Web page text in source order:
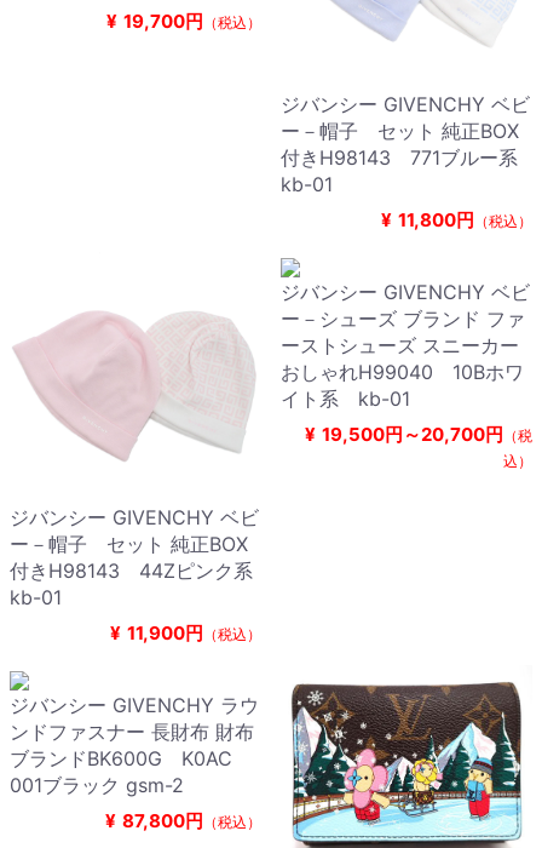
¥ 19,700円 （税込）
ジバンシー GIVENCHY ベビ
ー－帽子 セット 純正BOX
付きH98143 771ブルー系
kb-01
¥ 11,800円 （税込）
ジバンシー GIVENCHY ベビ
ー－帽子 セット 純正BOX
付きH98143 44Zピンク系
kb-01
¥ 11,900円 （税込）
ジバンシー GIVENCHY ベビ
ー－シューズ ブランド ファ
ーストシューズ スニーカー
おしゃれH99040 10Bホワ
イト系 kb-01
¥ 19,500円～20,700円 （税
込）
ジバンシー GIVENCHY ラウ
ンドファスナー 長財布 財布
ブランドBK600G K0AC
001ブラック gsm-2
¥ 87,800円 （税込）